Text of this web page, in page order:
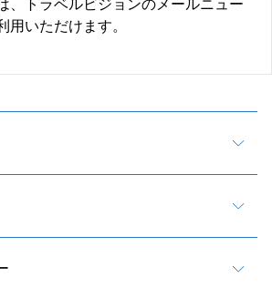
、トラベルビジョンのメールニュー
用いただけます。